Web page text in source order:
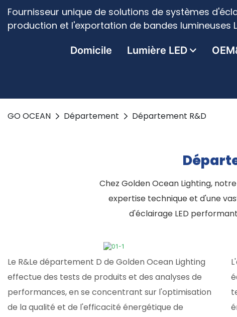
Fournisseur unique de solutions de systèmes
production et l'exportation de bandes lumineuses
Domicile Lumière LED
GO OCEAN Département Département R&D
Chez Golden Ocean Lighting,
expertise technique et d'une
d'éclairage LED
Le R&Le département D de Golden Ocean Lighting
effectue des tests de produits et des analyses de
performances, en se concentrant sur l'optimisation
de la qualité et de l'efficacité énergétique de